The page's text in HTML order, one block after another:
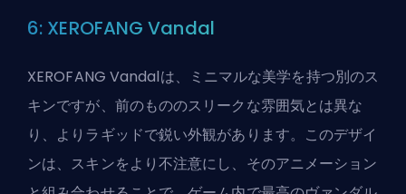
6: XEROFANG Vandal
XEROFANG Vandalは、ミニマルな美学を持つ別のス
キンですが、前のもののスリークな雰囲気とは異な
り、よりラギッドで鋭い外観があります。このデザイ
ンは、スキンをより不注意にし、そのアニメーション